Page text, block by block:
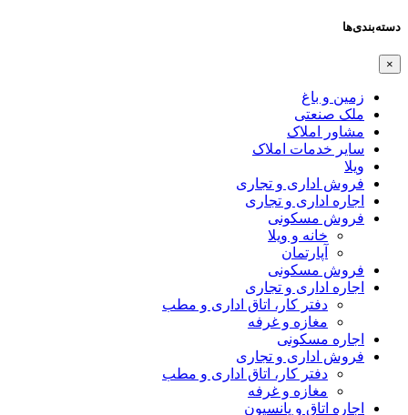
دسته‌بندی‌ها
×
زمین و باغ
ملک صنعتی
مشاور املاک
سایر خدمات املاک
ویلا
فروش اداری و تجاری
اجاره اداری و تجاری
فروش مسکونی
خانه و ویلا
آپارتمان
فروش مسکونی
اجاره اداری و تجاری
دفتر کار، اتاق اداری و مطب
مغازه و غرفه
اجاره مسکونی
فروش اداری و تجاری
دفتر کار، اتاق اداری و مطب
مغازه و غرفه
اجاره اتاق و پانسیون